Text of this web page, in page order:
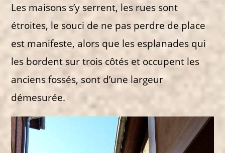
Les maisons s’y serrent, les rues sont
étroites, le souci de ne pas perdre de place
est manifeste, alors que les esplanades qui
les bordent sur trois côtés et occupent les
anciens fossés, sont d’une largeur
démesurée.